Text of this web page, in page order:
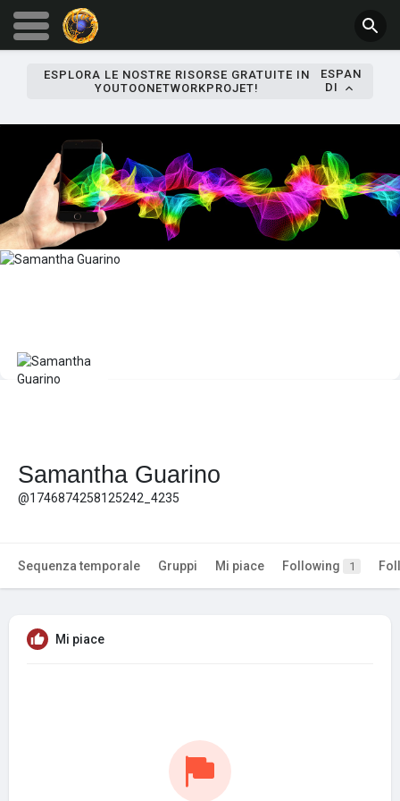
ESPLORA LE NOSTRE RISORSE GRATUITE IN
YOUTOONETWORKPROJET!
ESPAN
DI
Samantha Guarino
@1746874258125242_4235
Sequenza temporale Gruppi Mi piace Following 1
Mi piace